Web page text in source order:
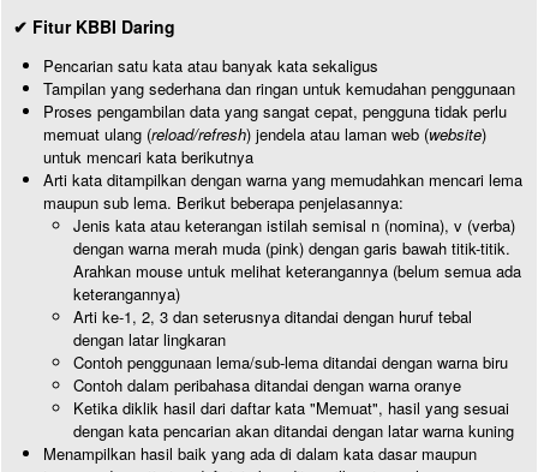
✔ Fitur KBBI Daring
Pencarian satu kata atau banyak kata sekaligus
Tampilan yang sederhana dan ringan untuk kemudahan penggunaan
Proses pengambilan data yang sangat cepat, pengguna tidak perlu
memuat ulang (reload/refresh) jendela atau laman web (website)
untuk mencari kata berikutnya
Arti kata ditampilkan dengan warna yang memudahkan mencari lema
maupun sub lema. Berikut beberapa penjelasannya:
Jenis kata atau keterangan istilah semisal n (nomina), v (verba)
dengan warna merah muda (pink) dengan garis bawah titik-titik.
Arahkan mouse untuk melihat keterangannya (belum semua ada
keterangannya)
Arti ke-1, 2, 3 dan seterusnya ditandai dengan huruf tebal
dengan latar lingkaran
Contoh penggunaan lema/sub-lema ditandai dengan warna biru
Contoh dalam peribahasa ditandai dengan warna oranye
Ketika diklik hasil dari daftar kata "Memuat", hasil yang sesuai
dengan kata pencarian akan ditandai dengan latar warna kuning
Menampilkan hasil baik yang ada di dalam kata dasar maupun